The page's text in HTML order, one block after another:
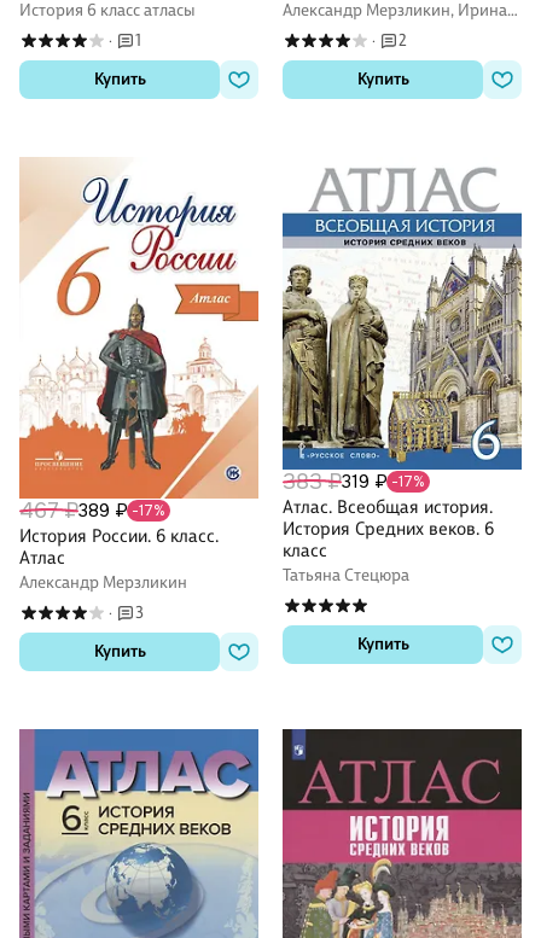
издание, исправленное
История 6 класс атласы
·
1
Купить
Александр Мерзликин, Ирина
Старкова
·
2
Купить
467 ₽389 ₽ -17%
История России. 6 класс.
Атлас
Александр Мерзликин
·
3
Купить
383 ₽319 ₽ -17%
Атлас. Всеобщая история.
История Средних веков. 6
класс
Татьяна Стецюра
Купить